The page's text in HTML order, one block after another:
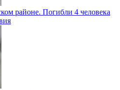
районе. Погибли 4 человека